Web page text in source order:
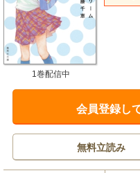
1巻配信中
会員登録し
無料立読み